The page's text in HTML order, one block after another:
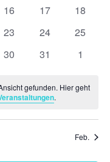
0
16
0
17
0
18
0
23
0
24
0
25
0
30
0
31
0
1
gefunden. Hier geht
.
Feb.